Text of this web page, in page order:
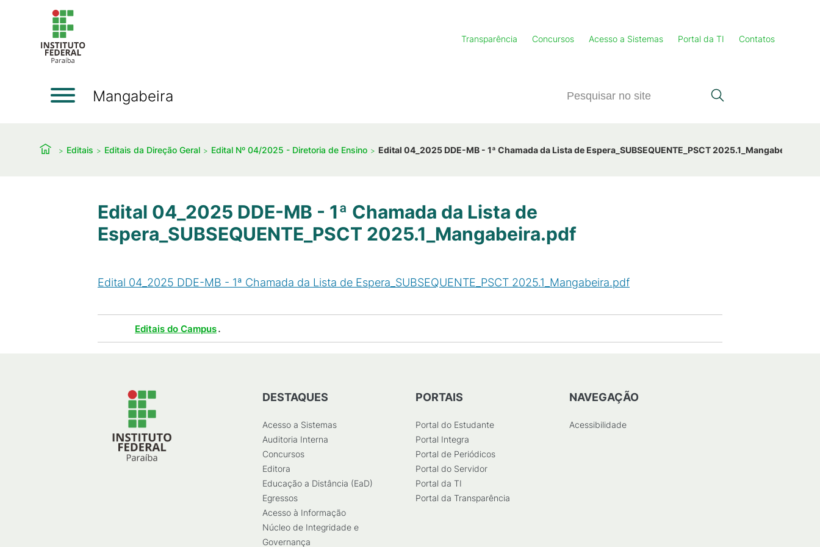
Transparência Concursos Acesso a Sistemas Portal da TI Contatos
Mangabeira
Editais Editais da Direção Geral Edital Nº 04/2025 - Diretoria de Ensino Edital 04_2025 DDE-MB - 1ª Chamada da Lista de Espera_SUBSEQUENTE_PSCT 2025.1_Mangabeira.pdf
Edital 04_2025 DDE-MB - 1ª Chamada da Lista de
Espera_SUBSEQUENTE_PSCT 2025.1_Mangabeira.pdf
Edital 04_2025 DDE-MB - 1ª Chamada da Lista de Espera_SUBSEQUENTE_PSCT 2025.1_Mangabeira.pdf
Editais do Campus.
DESTAQUES
Acesso a Sistemas
Auditoria Interna
Concursos
Editora
Educação a Distância (EaD)
Egressos
Acesso à Informação
Núcleo de Integridade e
Governança
PORTAIS
Portal do Estudante
Portal Integra
Portal de Periódicos
Portal do Servidor
Portal da TI
Portal da Transparência
NAVEGAÇÃO
Acessibilidade